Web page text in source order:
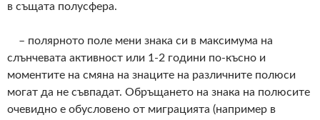
в същата полусфера.
– полярното поле мени знака си в максимума на
слънчевата активност или 1-2 години по-късно и
моментите на смяна на знаците на различните полюси
могат да не съвпадат. Обръщането на знака на полюсите
очевидно е обусловено от миграцията (например в